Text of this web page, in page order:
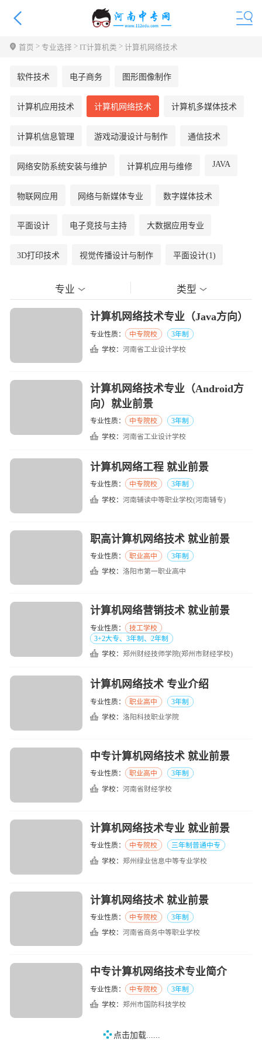
首页 >专业选择 > IT计算机类 >计算机网络技术
软件技术 电子商务 图形图像制作
计算机应用技术 计算机网络技术 计算机多媒体技术
计算机信息管理 游戏动漫设计与制作 通信技术
网络安防系统安装与维护 计算机应用与维修 JAVA
物联网应用 网络与新媒体专业 数字媒体技术
平面设计 电子竞技与主持 大数据应用专业
3D打印技术 视觉传播设计与制作 平面设计(1)
专业 类型
计算机网络技术专业（Java方向）
专业性质： 中专院校
3年制
学校： 河南省工业设计学校
计算机网络技术专业（Android方
向）就业前景
专业性质： 中专院校
3年制
学校： 河南省工业设计学校
计算机网络工程 就业前景
专业性质： 中专院校
3年制
学校： 河南辅读中等职业学校(河南辅专)
职高计算机网络技术 就业前景
专业性质： 职业高中
3年制
学校： 洛阳市第一职业高中
计算机网络营销技术 就业前景
专业性质： 技工学校
3+2大专、3年制、2年制
学校： 郑州财经技师学院(郑州市财经学校)
计算机网络技术 专业介绍
专业性质： 职业高中
3年制
学校： 洛阳科技职业学院
中专计算机网络技术 就业前景
专业性质： 职业高中
3年制
学校： 河南省财经学校
计算机网络技术专业 就业前景
专业性质： 中专院校
三年制普通中专
学校： 郑州绿业信息中等专业学校
计算机网络技术 就业前景
专业性质： 中专院校
3年制
学校： 河南省商务中等职业学校
中专计算机网络技术专业简介
专业性质： 中专院校
3年制
学校： 郑州市国防科技学校
点击加载......